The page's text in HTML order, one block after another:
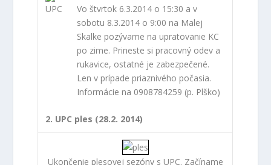
Vo štvrtok 6.3.2014 o 15:30 a v
sobotu 8.3.2014 o 9:00 na Malej
Skalke pozývame na upratovanie KC
po zime. Prineste si pracovný odev a
rukavice, ostatné je zabezpečené.
Len v prípade priaznivého počasia.
Informácie na 0908784259 (p. Plško)
2. UPC ples (28.2. 2014)
Ukončenie plesovej sezóny s UPC. Začíname